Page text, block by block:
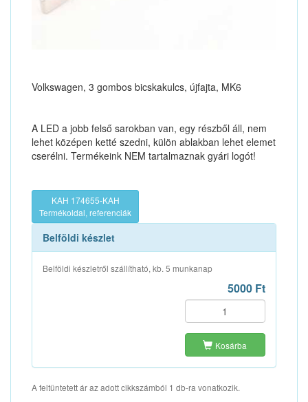
Volkswagen, 3 gombos bicskakulcs, újfajta, MK6
A LED a jobb felső sarokban van, egy részből áll, nem
lehet középen ketté szedni, külön ablakban lehet elemet
cserélni. Termékeink NEM tartalmaznak gyári logót!
KAH 174655-KAH
Termékoldal, referenciák
Belföldi készlet
Belföldi készletről szállítható, kb. 5 munkanap
5000 Ft
Kosárba
A feltüntetett ár az adott cikkszámból 1 db-ra vonatkozik.